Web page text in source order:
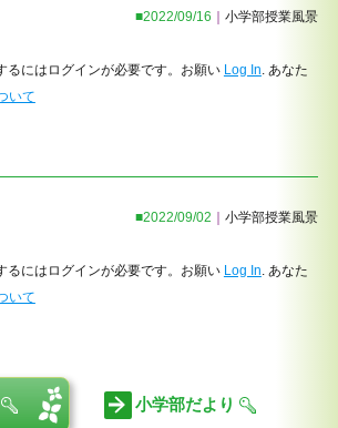
2022/09/16 小学部授業風景
るにはログインが必要です。お願い Log In. あなた
いて
2022/09/02 小学部授業風景
るにはログインが必要です。お願い Log In. あなた
いて
小学部だより